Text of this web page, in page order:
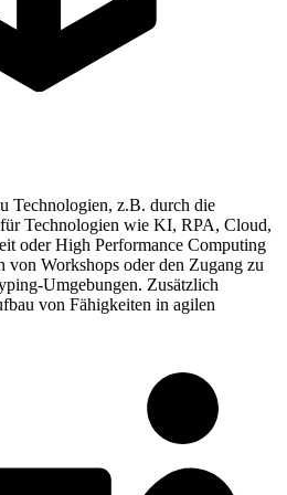
Technologien, z.B. durch die
Technologien wie KI, RPA, Cloud,
oder High Performance Computing
von Workshops oder den Zugang zu
Umgebungen. Zusätzlich
von Fähigkeiten in agilen